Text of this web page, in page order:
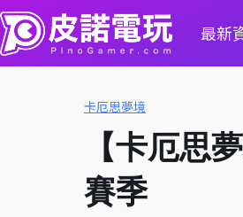
最新
卡厄思夢境
【卡厄思
賽季